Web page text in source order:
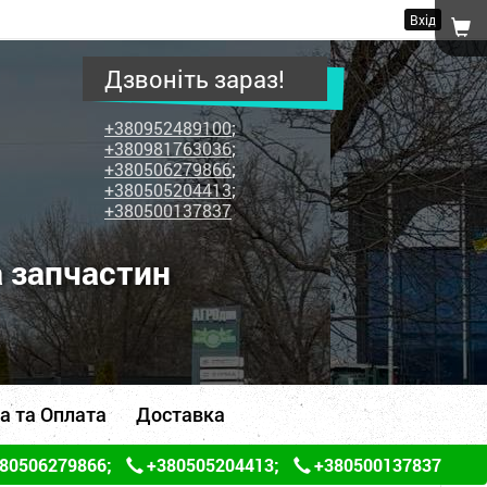
Вхід
Дзвоніть зараз!
+380952489100;
+380981763036;
+380506279866;
+380505204413;
+380500137837
запчастин
та Оплата Доставка
; +380505204413; +380500137837